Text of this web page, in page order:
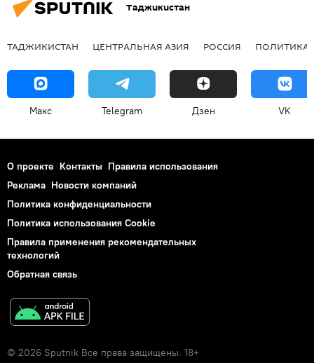
Таджикистан
ТАДЖИКИСТАН ЦЕНТРАЛЬНАЯ АЗИЯ РОССИЯ ПОЛИТИКА
Макс Telegram Дзен VK
О проекте Контакты Правила использования
Реклама Новости компаний
Политика конфиденциальности
Политика использования Cookie
Правила применения рекомендательных
технологий
Обратная связь
© 2026 Sputnik Все права защищены. 18+